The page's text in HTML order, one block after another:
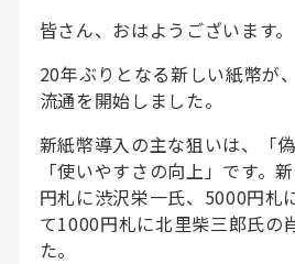
皆さん、おはようございます。
20年ぶりとなる新しい紙幣が
流通を開始しました。
新紙幣導入の主な狙いは、「
「使いやすさの向上」です。
円札に渋沢栄一氏、5000円札
て1000円札に北里柴三郎氏の
た。